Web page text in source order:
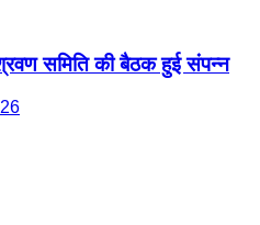
समिति की बैठक हुई संपन्न